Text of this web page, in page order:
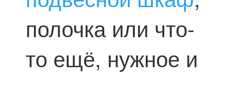
полочка или что-
то ещё, нужное и